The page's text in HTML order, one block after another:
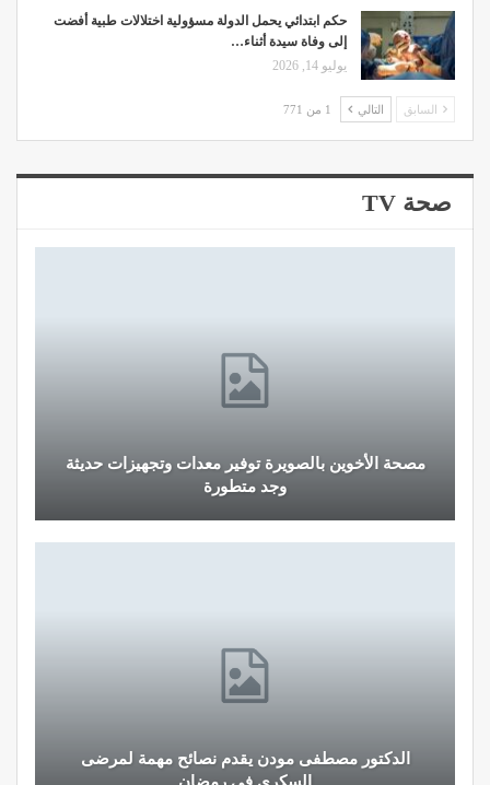
حكم ابتدائي يحمل الدولة مسؤولية اختلالات طبية أفضت
إلى وفاة سيدة أثناء…
يوليو 14, 2026
السابق التالي 1 من 771
صحة TV
مصحة الأخوين بالصويرة توفير معدات وتجهيزات حديثة
وجد متطورة
الدكتور مصطفى مودن يقدم نصائح مهمة لمرضى
السكري في رمضان